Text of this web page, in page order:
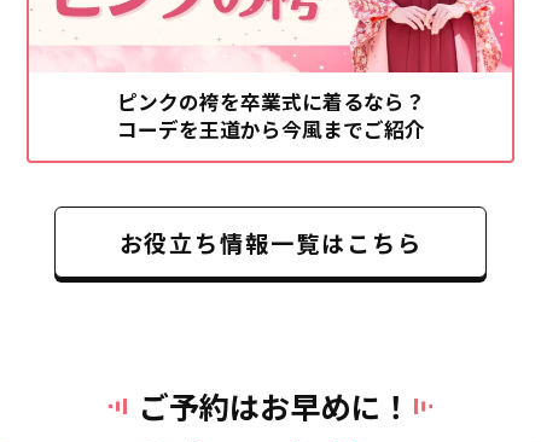
ピンクの袴を卒業式に着るなら？
コーデを王道から今風までご紹介
お役立ち情報一覧はこちら
ご予約はお早めに！